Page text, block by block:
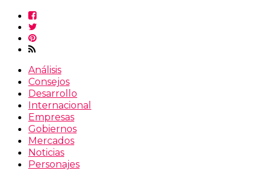
Análisis
Consejos
Desarrollo
Internacional
Empresas
Gobiernos
Mercados
Noticias
Personajes